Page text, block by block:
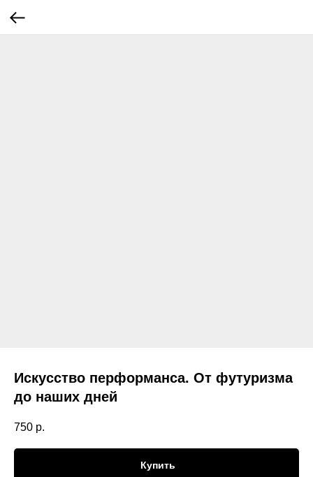
Искусство перформанса. От футуризма
до наших дней
750 р.
Купить